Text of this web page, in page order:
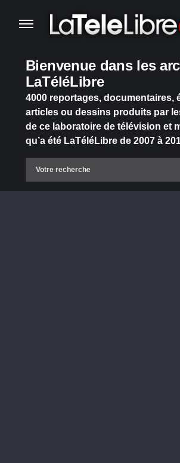
Bienvenue dans les
LaTéléLibre
4000 reportages, documentaires,
articles ou dessins produits par
de ce laboratoire de télévision et
qu’a été LaTéléLibre de 2007 à